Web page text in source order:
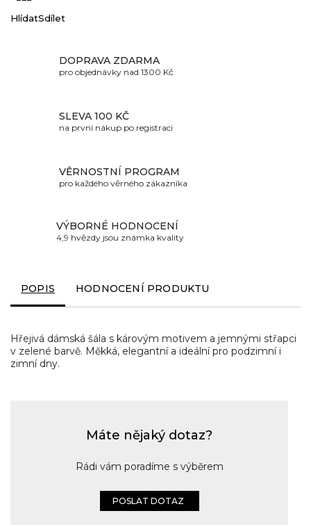
HlídatSdílet
DOPRAVA ZDARMA
pro objednávky nad 1300 Kč
SLEVA 100 KČ
na první nákup po registraci
VĚRNOSTNÍ PROGRAM
pro každého věrného zákazníka
VÝBORNÉ HODNOCENÍ
4,9 hvězdy jsou známka kvality
POPIS HODNOCENÍ PRODUKTU
Hřejivá dámská šála s károvým motivem a jemnými střapci
v zelené barvě. Měkká, elegantní a ideální pro podzimní i
zimní dny.
Máte nějaký dotaz?
Rádi vám poradíme s výběrem
POSLAT DOTAZ